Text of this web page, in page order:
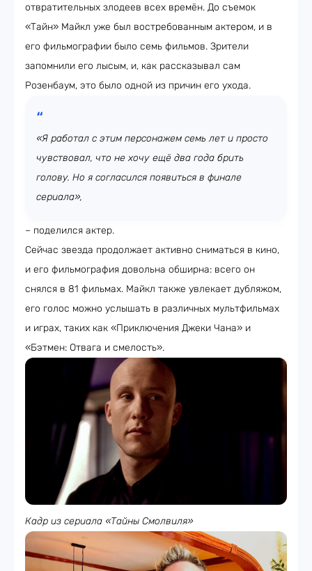
отвратительных злодеев всех времён. До съемок
«Тайн» Майкл уже был востребованным актером, и в
его фильмографии было семь фильмов. Зрители
запомнили его лысым, и, как рассказывал сам
Розенбаум, это было одной из причин его ухода.
«Я работал с этим персонажем семь лет и просто
чувствовал, что не хочу ещё два года брить
голову. Но я согласился появиться в финале
сериала»,
– поделился актер.
Сейчас звезда продолжает активно сниматься в кино,
и его фильмография довольна обширна: всего он
снялся в 81 фильмах. Майкл также увлекает дубляжом,
его голос можно услышать в различных мультфильмах
и играх, таких как «Приключения Джеки Чана» и
«Бэтмен: Отвага и смелость».
Кадр из сериала «Тайны Смолвиля»